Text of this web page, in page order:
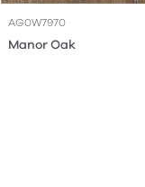
AG0W7970
Manor Oak